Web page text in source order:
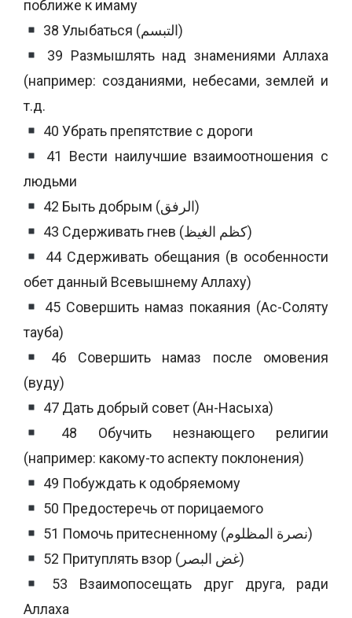
поближе к имаму
38 Улыбаться (التبسم)
39 Размышлять над знамениями Аллаха
(например: созданиями, небесами, землей и
т.д.
40 Убрать препятствие с дороги
41 Вести наилучшие взаимоотношения с
людьми
42 Быть добрым (الرفق)
43 Сдерживать гнев (كظم الغيظ)
44 Сдерживать обещания (в особенности
обет данный Всевышнему Аллаху)
45 Совершить намаз покаяния (Ас-Соляту
тауба)
46 Совершить намаз после омовения
(вуду)
47 Дать добрый совет (Ан-Насыха)
48 Обучить незнающего религии
(например: какому-то аспекту поклонения)
49 Побуждать к одобряемому
50 Предостеречь от порицаемого
51 Помочь притесненному (نصرة المظلوم)
52 Притуплять взор (غض البصر)
53 Взаимопосещать друг друга, ради
Аллаха